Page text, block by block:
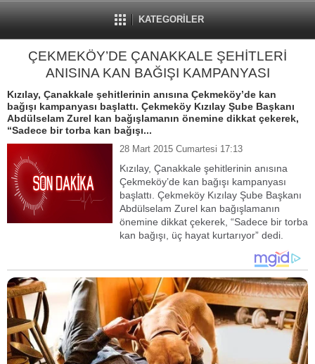
KATEGORİLER
ÇEKMEKÖY’DE ÇANAKKALE ŞEHİTLERİ
ANISINA KAN BAĞIŞI KAMPANYASI
Kızılay, Çanakkale şehitlerinin anısına Çekmeköy’de kan
bağışı kampanyası başlattı. Çekmeköy Kızılay Şube Başkanı
Abdülselam Zurel kan bağışlamanın önemine dikkat çekerek,
“Sadece bir torba kan bağışı...
28 Mart 2015 Cumartesi 17:13
Kızılay, Çanakkale şehitlerinin anısına
Çekmeköy’de kan bağışı kampanyası
başlattı. Çekmeköy Kızılay Şube Başkanı
Abdülselam Zurel kan bağışlamanın
önemine dikkat çekerek, “Sadece bir torba
kan bağışı, üç hayat kurtarıyor” dedi.